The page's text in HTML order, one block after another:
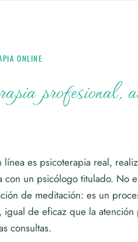
ONLINE
profesional,
línea es psicoterapia real,
con un psicólogo titulado. No
de meditación: es un
igual de eficaz que la atención
consultas.